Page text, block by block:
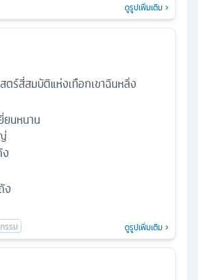
ดูรูปเพิ่มเติม
ตร์สี่สมบัติแห่งเทือกเขาฉินหลิ่ง
ยนหนาน
ง
ดูรูปเพิ่มเติม